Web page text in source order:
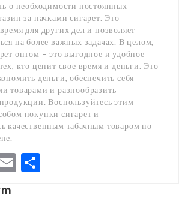
о необходимости постоянных
за пачками сигарет. Это
для других дел и позволяет
на более важных задачах. В целом,
оптом – это выгодное и удобное
кто ценит свое время и деньги. Это
деньги, обеспечить себя
товарами и разнообразить
Воспользуйтесь этим
покупки сигарет и
качественным табачным товаром по
Email